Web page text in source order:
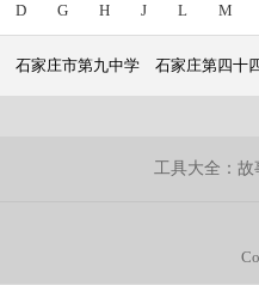
D G H J L M
石家庄市第九中学 石家庄第四十
工具大全：故